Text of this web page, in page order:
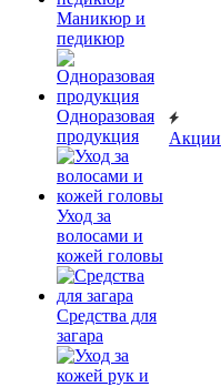
Маникюр и
педикюр
Одноразовая
продукция
Уход за
волосами и
кожей головы
Средства для
загара
Акции